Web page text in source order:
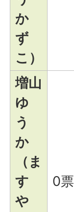
か
ず
こ）
増山
ゆ
う
か
（ま
す
や
0票